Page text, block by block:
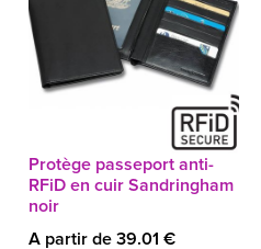
Protège passeport anti-
RFiD en cuir Sandringham
noir
A partir de 39.01 €